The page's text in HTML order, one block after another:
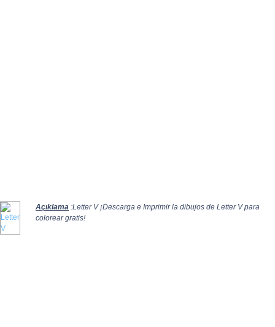
Açıklama :Letter V ¡Descarga e Imprimir la dibujos de Letter V para
colorear gratis!